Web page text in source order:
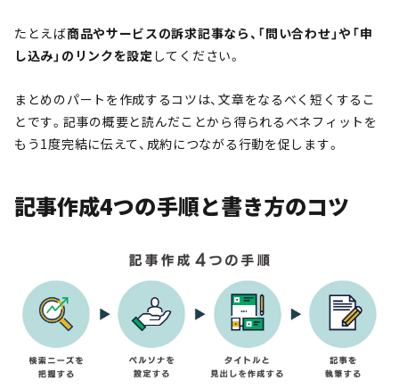
たとえば商品やサービスの訴求記事なら、「問い合わせ」や「申
し込み」のリンクを設定 してください。
まとめのパートを作成するコツは、文章をなるべく短くするこ
とです。記事の概要と読んだことから得られるベネフィットを
もう1度完結に伝えて、成約につながる行動を促します。
記事作成4つの手順と書き方のコツ